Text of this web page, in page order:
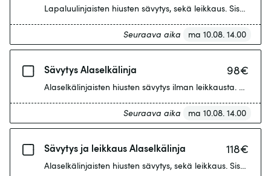
Lapaluulinjaisten hiusten sävytys, sekä leikkaus. Sisältää
Seuraava aika ma 10.08. 14.00
Sävytys Alaselkälinja 98€
Alaselkälinjaisten hiusten sävytys ilman leikkausta.
Seuraava aika ma 10.08. 14.00
Sävytys ja leikkaus Alaselkälinja 118€
Alaselkälinjaisten hiusten sävytys, sekä leikkaus. Sisältää